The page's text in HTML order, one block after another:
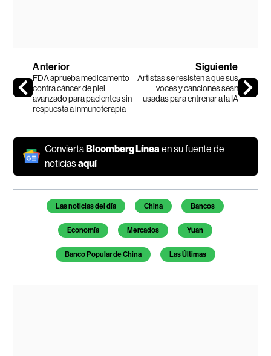
Anterior
FDA aprueba medicamento
contra cáncer de piel
avanzado para pacientes sin
respuesta a inmunoterapia
Siguiente
Artistas se resisten a que sus
voces y canciones sean
usadas para entrenar a la IA
ConviertaBloomberg Línea en su fuente de
noticiasaquí
Temas de este artículo
Las noticias del día China Bancos
Economía Mercados Yuan
Banco Popular de China Las Últimas